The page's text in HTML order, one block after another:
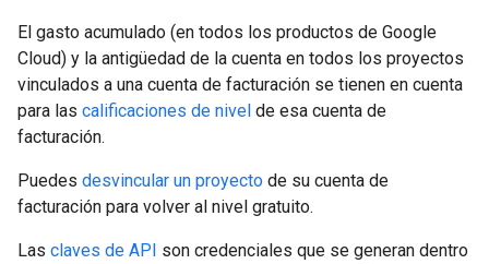
El gasto acumulado (en todos los productos de Google
Cloud) y la antigüedad de la cuenta en todos los proyectos
vinculados a una cuenta de facturación se tienen en cuenta
para las calificaciones de nivel de esa cuenta de
facturación.
Puedes desvincular un proyecto de su cuenta de
facturación para volver al nivel gratuito.
Las claves de API son credenciales que se generan dentro